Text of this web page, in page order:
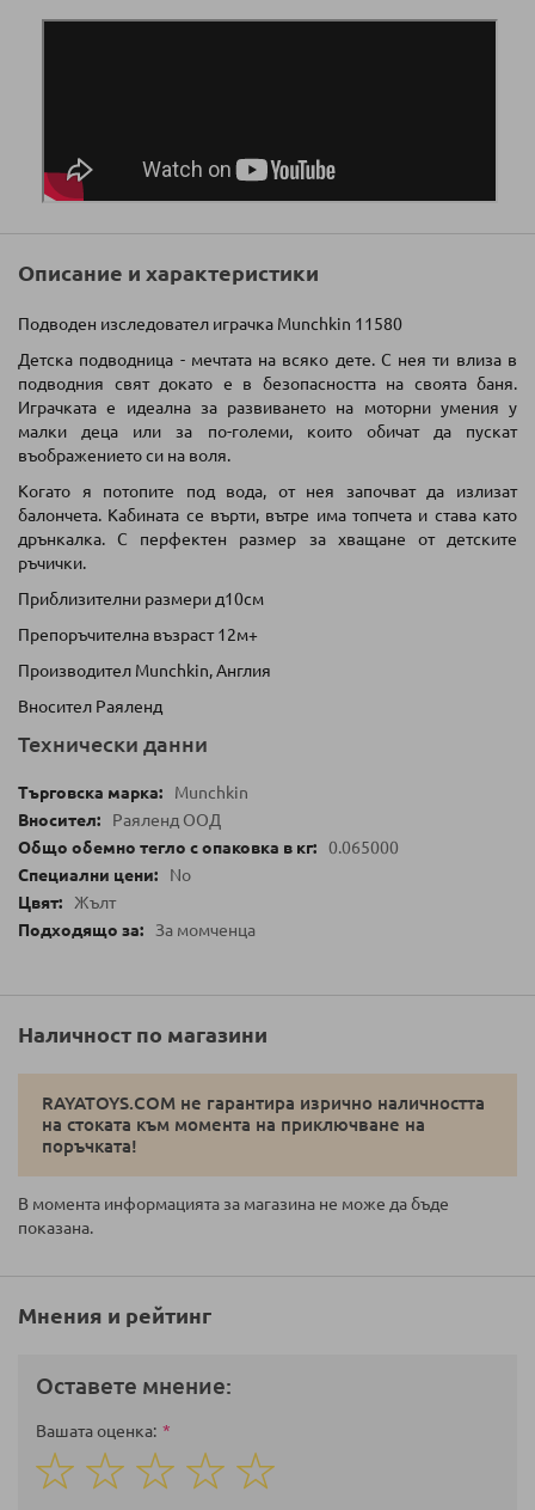
Описание и характеристики
Подводен изследовател играчка Munchkin 11580
Детска подводница - мечтата на всяко дете. С нея ти влиза в
подводния свят докато е в безопасността на своята баня.
Играчката е идеална за развиването на моторни умения у
малки деца или за по-големи, които обичат да пускат
въображението си на воля.
Когато я потопите под вода, от нея започват да излизат
балончета. Кабината се върти, вътре има топчета и става като
дрънкалка. С перфектен размер за хващане от детските
ръчички.
Приблизителни размери д10см
Препоръчителна възраст 12м+
Производител Munchkin, Англия
Вносител Раяленд
Технически данни
Munchkin
Раяленд ООД
0.065000
No
Жълт
За момченца
Наличност по магазини
RAYATOYS.COM не гарантира изрично наличността
на стоката към момента на приключване на
поръчката!
В момента информацията за магазина не може да бъде
показана.
Мнения и рейтинг
Оставете мнение:
Вашата оценка